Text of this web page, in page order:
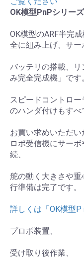
OK模型PnPシリーズ
OK模型のARF半完
全に組み上げ、サー
バッテリの搭載、
み完全完成機」です
スピードコントロ
のハンダ付けもすべ
お買い求めいただ
ロポ受信機にサー
続、
舵の動く大きさや
行準備は完了です
詳しくは「OK模型P
プロポ装置、
受け取り後作業、